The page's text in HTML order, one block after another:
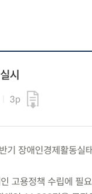
시
3p
장애인경제활동실
고용정책 수립에 필